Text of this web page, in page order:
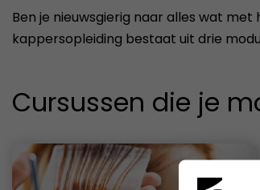
Ben je nieuwsgierig naar alles wat
kappersopleiding bestaat uit drie
Cursussen die je